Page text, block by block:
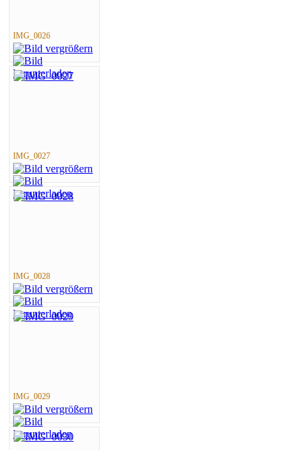
IMG_0026
IMG_0027
IMG_0028
IMG_0029